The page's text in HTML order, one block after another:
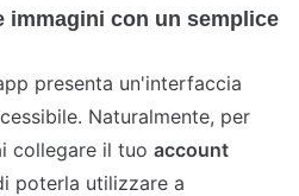
immagini con un semplice
presenta un'interfaccia
Naturalmente, per
collegare il tuo account
poterla utilizzare a